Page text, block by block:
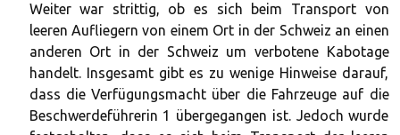
Weiter war strittig, ob es sich beim Transport von
leeren Aufliegern von einem Ort in der Schweiz an einen
anderen Ort in der Schweiz um verbotene Kabotage
handelt. Insgesamt gibt es zu wenige Hinweise darauf,
dass die Verfügungsmacht über die Fahrzeuge auf die
Beschwerdeführerin 1 übergegangen ist. Jedoch wurde